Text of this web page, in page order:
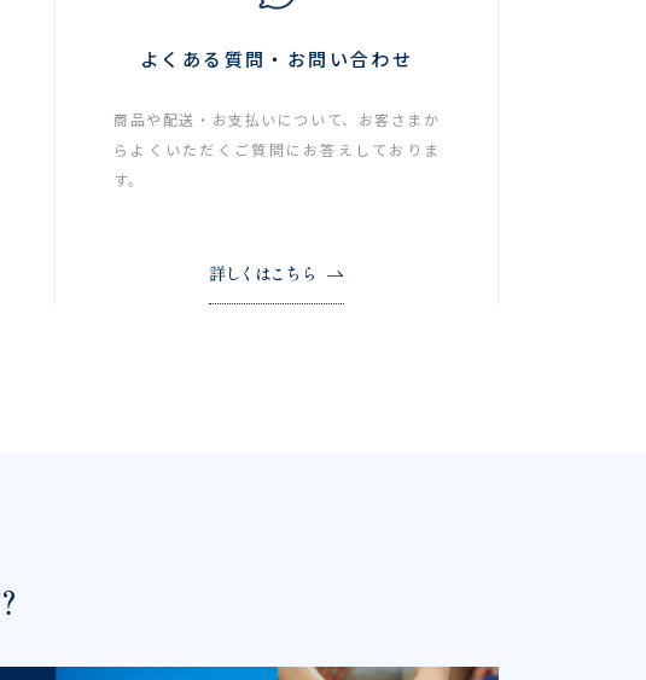
よくある質問・お問い合わせ
商品や配送・お支払いについて、お客さまか
らよくいただくご質問にお答えしておりま
す。
詳しくはこちら